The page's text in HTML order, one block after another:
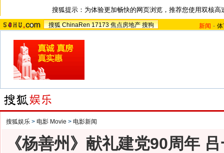
搜狐提示：为体验更加畅快的网页浏览，推荐您使用双核高
搜狐 ChinaRen 17173 焦点房地产 搜狗 新闻 -
搜狐娱乐 > 电影 Movie > 电影新闻
《杨善州》献礼建党90周年